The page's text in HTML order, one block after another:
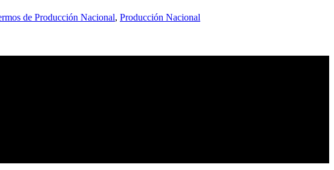
de Producción Nacional, Producción Nacional